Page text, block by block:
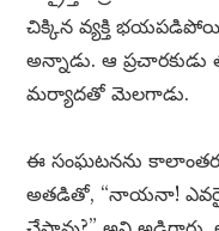
చిక్కిన వ్యక్తి
అన్నాడు. ఆ
మర్యాదతో మెలగాడు.
ఈ సంఘటనను
అతడితో, “నాయనా! ఎవరైనా